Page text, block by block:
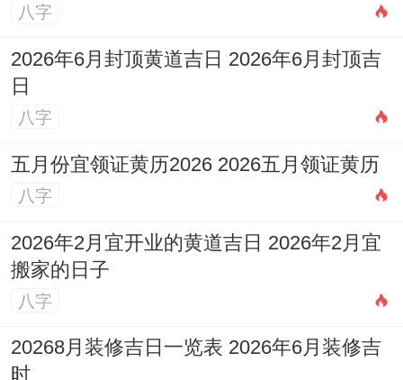
开业方位禁忌与化解
开业时的方位选择与规避 对后续经营有着微
妙的作用，不可不察！
铺正门。应尽量减少正对当年太岁方、岁破
方或三煞位等凶方！若受格局所限无法改变,
可在门口摆放绿色植物或悬挂葫芦等进行化
解。
位有尖角、道路直冲等形煞，建议用屏风、
八字
2026年6月封顶黄道吉日 2026年6月封顶吉
日
八字
五月份宜领证黄历2026 2026五月领证黄历
八字
2026年2月宜开业的黄道吉日 2026年2月宜
搬家的日子
八字
20268月装修吉日一览表 2026年6月装修吉
时